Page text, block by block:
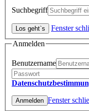
Suchbegriff
Fenster
Anmelden
Benutzername
Fenster